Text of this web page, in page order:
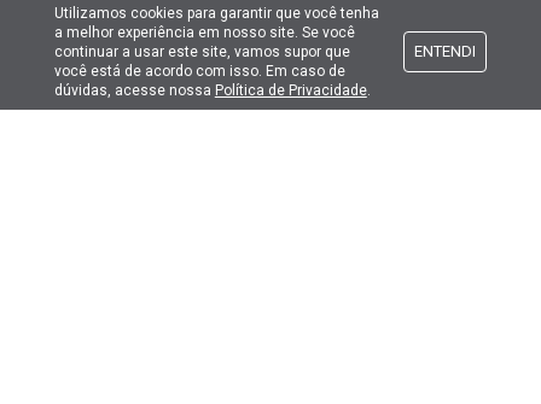
Atendimento
Formas de pagamento
Utilizamos cookies para garantir que você tenha
a melhor experiência em nosso site. Se você
continuar a usar este site, vamos supor que
você está de acordo com isso. Em caso de
dúvidas, acesse nossa Política de Privacidade.
ENTENDI